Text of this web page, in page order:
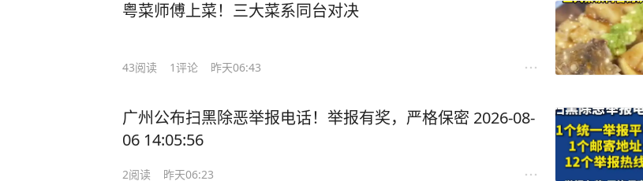
粤菜师傅上菜！三大菜系同台对决
43阅读 1评论 昨天06:43
广州公布扫黑除恶举报电话！举报有奖，严格保密 2026-08-
06 14:05:56
2阅读 昨天06:23